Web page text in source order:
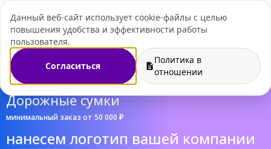
Данный веб-сайт использует cookie-файлы с целью
повышения удобства и эффективности работы
пользователя.
Согласиться
Политика в
отношении
+7 (495) 109-07-
Дорожные сумки
минимальный заказ от 50 000 ₽
нанесем логотип вашей компании